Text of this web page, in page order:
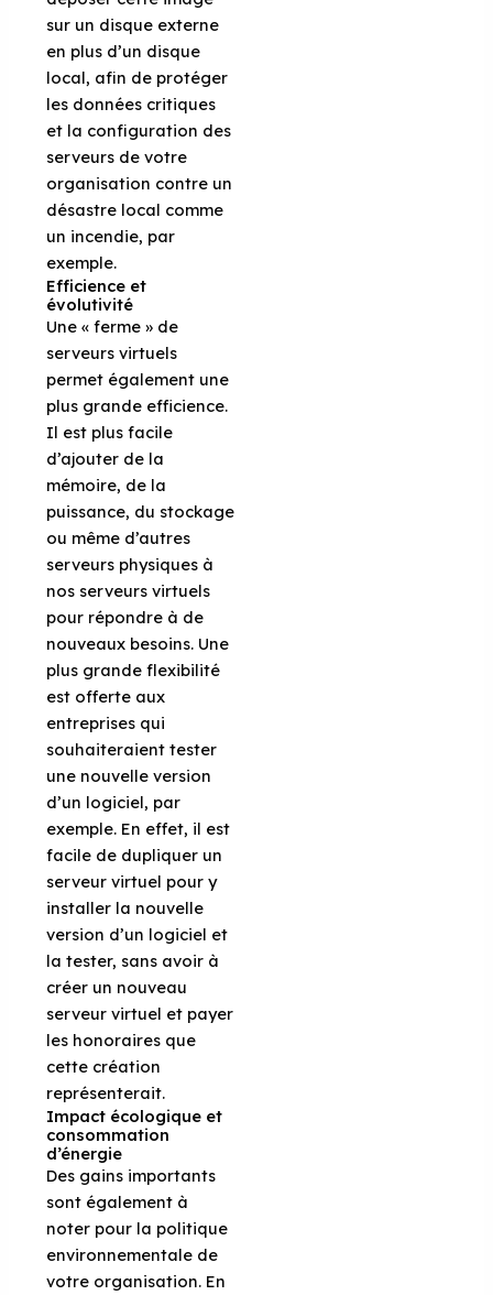
sur un disque externe
en plus d’un disque
local, afin de protéger
les données critiques
et la configuration des
serveurs de votre
organisation contre un
désastre local comme
un incendie, par
exemple.
Efficience et
évolutivité
Une « ferme » de
serveurs virtuels
permet également une
plus grande efficience.
Il est plus facile
d’ajouter de la
mémoire, de la
puissance, du stockage
ou même d’autres
serveurs physiques à
nos serveurs virtuels
pour répondre à de
nouveaux besoins. Une
plus grande flexibilité
est offerte aux
entreprises qui
souhaiteraient tester
une nouvelle version
d’un logiciel, par
exemple. En effet, il est
facile de dupliquer un
serveur virtuel pour y
installer la nouvelle
version d’un logiciel et
la tester, sans avoir à
créer un nouveau
serveur virtuel et payer
les honoraires que
cette création
représenterait.
Impact écologique et
consommation
d’énergie
Des gains importants
sont également à
noter pour la politique
environnementale de
votre organisation. En